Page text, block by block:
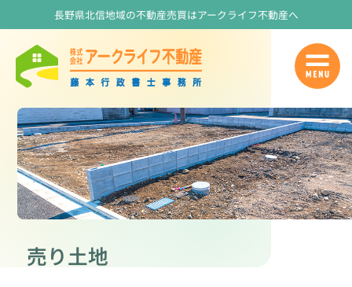
長野県北信地域の不動産売買はアークライフ不動産へ
売り土地